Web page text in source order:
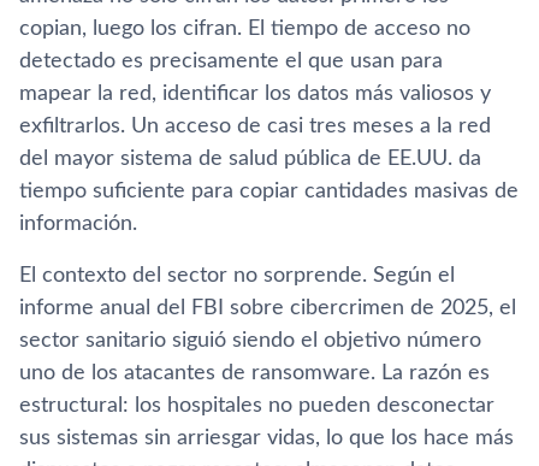
copian, luego los cifran. El tiempo de acceso no
detectado es precisamente el que usan para
mapear la red, identificar los datos más valiosos y
exfiltrarlos. Un acceso de casi tres meses a la red
del mayor sistema de salud pública de EE.UU. da
tiempo suficiente para copiar cantidades masivas de
información.
El contexto del sector no sorprende. Según el
informe anual del FBI sobre cibercrimen de 2025, el
sector sanitario siguió siendo el objetivo número
uno de los atacantes de ransomware. La razón es
estructural: los hospitales no pueden desconectar
sus sistemas sin arriesgar vidas, lo que los hace más